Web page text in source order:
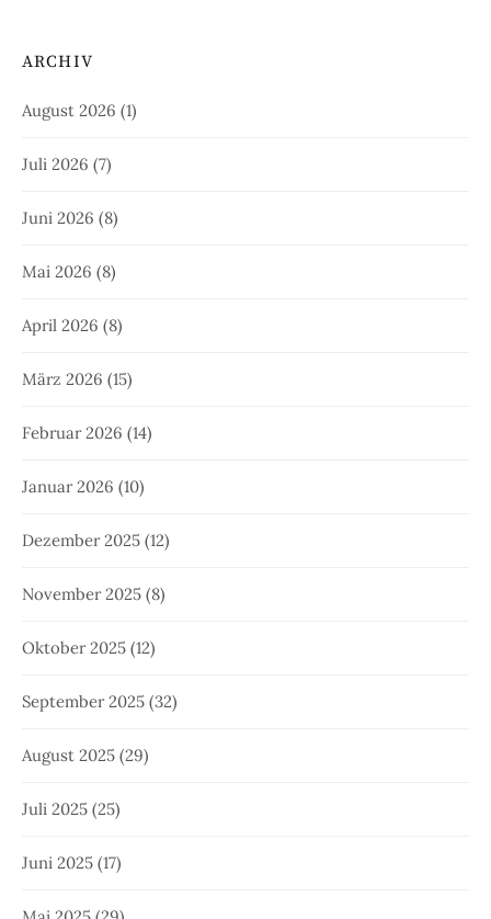
ARCHIV
August 2026 (1)
Juli 2026 (7)
Juni 2026 (8)
Mai 2026 (8)
April 2026 (8)
März 2026 (15)
Februar 2026 (14)
Januar 2026 (10)
Dezember 2025 (12)
November 2025 (8)
Oktober 2025 (12)
September 2025 (32)
August 2025 (29)
Juli 2025 (25)
Juni 2025 (17)